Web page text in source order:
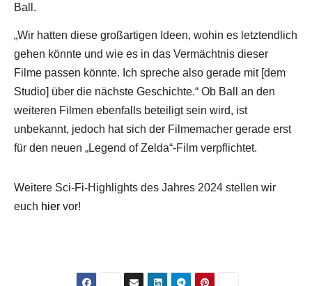
Ball.
„Wir hatten diese großartigen Ideen, wohin es letztendlich
gehen könnte und wie es in das Vermächtnis dieser
Filme passen könnte. Ich spreche also gerade mit [dem
Studio] über die nächste Geschichte.“ Ob Ball an den
weiteren Filmen ebenfalls beteiligt sein wird, ist
unbekannt, jedoch hat sich der Filmemacher gerade erst
für den neuen „Legend of Zelda“-Film verpflichtet.
Weitere Sci-Fi-Highlights des Jahres 2024 stellen wir
euch hier vor!